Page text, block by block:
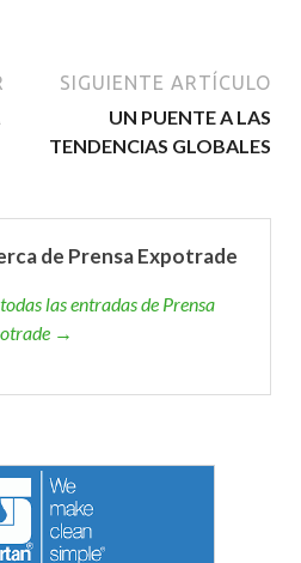
SIGUIENTE ARTÍCULO
UN PUENTE A LAS
TENDENCIAS GLOBALES
de Prensa Expotrade
las entradas de Prensa
→